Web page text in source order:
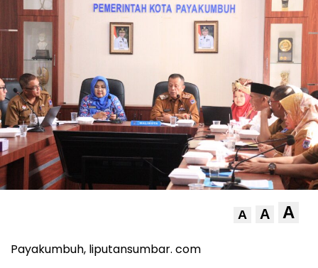
A A A
Payakumbuh, liputansumbar. com